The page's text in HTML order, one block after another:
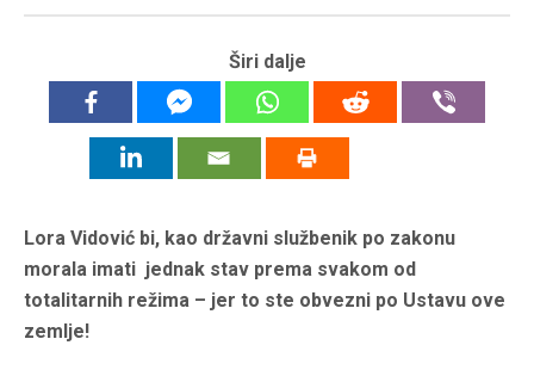
Širi dalje
Lora Vidović bi, kao državni službenik po zakonu
morala imati jednak stav prema svakom od
totalitarnih režima – jer to ste obvezni po Ustavu ove
zemlje!